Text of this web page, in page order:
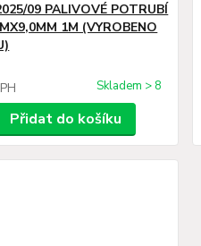
09 PALIVOVÉ POTRUBÍ
1M (VYROBENO
Skladem > 8
Přidat do košíku